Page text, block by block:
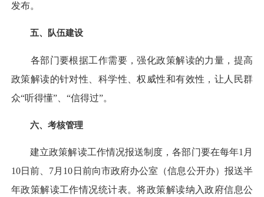
发布。
五、队伍建设
各部门要根据工作需要，强化政策解读的力量，提高
政策解读的针对性、科学性、权威性和有效性，让人民群
众“听得懂”、“信得过”。
六、考核管理
建立政策解读工作情况报送制度，各部门要在每年1月
10日前、7月10日前向市政府办公室（信息公开办）报送半
年政策解读工作情况统计表。将政策解读纳入政府信息公